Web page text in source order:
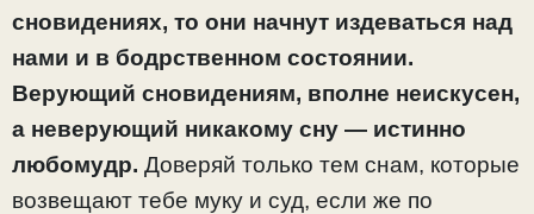
сновидениях, то они начнут издеваться над
нами и в бодрственном состоянии.
Верующий сновидениям, вполне неискусен,
а неверующий никакому сну — истинно
любомудр. Доверяй только тем снам, которые
возвещают тебе муку и суд, если же по